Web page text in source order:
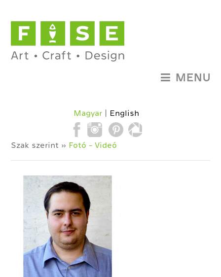
Magyar English
MENU
Szak szerint » Fotó - Videó